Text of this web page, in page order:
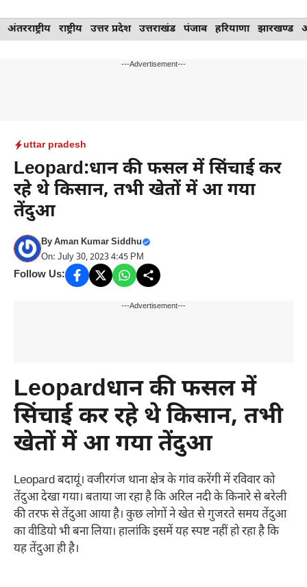
Skip
to
अंतरराष्ट्रीय राष्ट्रीय उत्तर प्रदेश उत्तराखंड पंजाब हरियाणा झारखण्ड
---Advertisement---
uttar pradesh
Leopard:धान की फसल में सिंचाई कर
रहे थे किसान, तभी खेतों में आ गया
तेंदुआ
ByAman Kumar Siddhu
On: July 30, 2023 4:45 PM
Follow Us:
---Advertisement---
Leopardधान की फसल में
सिंचाई कर रहे थे किसान, तभी
खेतों में आ गया तेंदुआ
Leopard बदायूं। वजीरगंज थाना क्षेत्र के गांव करेंगी में रविवार को
तेंदुआ देखा गया। बताया जा रहा है कि अरिल नदी के किनारे से बरेली
की तरफ से तेंदुआ आया है। कुछ लोगों ने खेत से गुजरते समय तेंदुआ
का वीडियो भी बना लिया। हालांकि इसमें यह स्पष्ट नहीं हो रहा है कि
यह तेंदुआ ही है।